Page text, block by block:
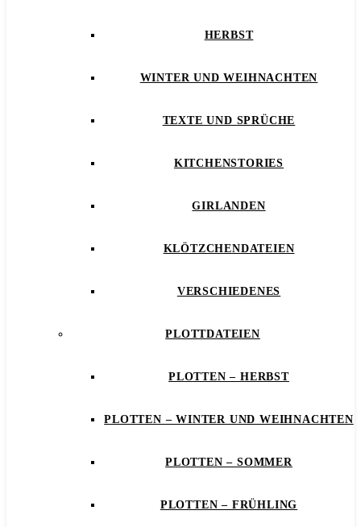
HERBST
WINTER UND WEIHNACHTEN
TEXTE UND SPRÜCHE
KITCHENSTORIES
GIRLANDEN
KLÖTZCHENDATEIEN
VERSCHIEDENES
PLOTTDATEIEN
PLOTTEN – HERBST
PLOTTEN – WINTER UND WEIHNACHTEN
PLOTTEN – SOMMER
PLOTTEN – FRÜHLING